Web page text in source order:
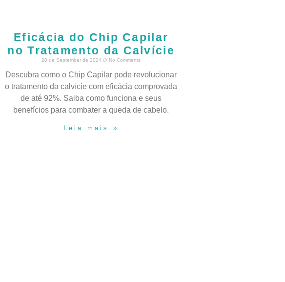
Eficácia do Chip Capilar
no Tratamento da Calvície
20 de September de 2024 No Comments
Descubra como o Chip Capilar pode revolucionar
o tratamento da calvície com eficácia comprovada
de até 92%. Saiba como funciona e seus
benefícios para combater a queda de cabelo.
Leia mais »